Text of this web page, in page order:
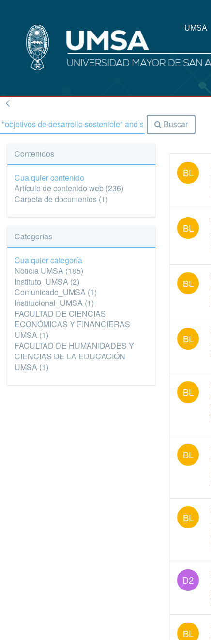
UMSA
Buscar
Contenidos
Cualquier contenido
Artículo de contenido web (236)
Carpeta de documentos (1)
Categorías
Cualquier categoría
Noticia UMSA (185)
Instituto_UMSA (2)
Comunicado_UMSA (1)
Institucional_UMSA (1)
FACULTAD DE CIENCIAS
ECONÓMICAS Y FINANCIERAS
UMSA (1)
FACULTAD DE HUMANIDADES Y
CIENCIAS DE LA EDUCACIÓN
UMSA (1)
BL
BL
BL
BL
BL
BL
BL
D2
BL